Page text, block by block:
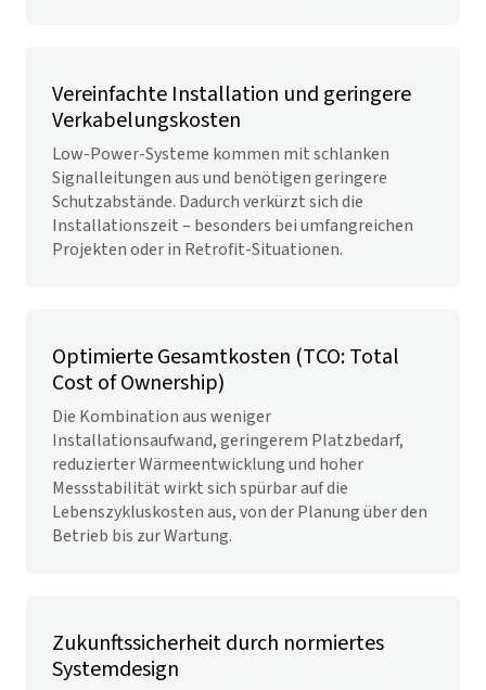
Vereinfachte Installation und geringere
Verkabelungskosten
Low-Power-Systeme kommen mit schlanken
Signalleitungen aus und benötigen geringere
Schutzabstände. Dadurch verkürzt sich die
Installationszeit – besonders bei umfangreichen
Projekten oder in Retrofit-Situationen.
Optimierte Gesamtkosten ­(TCO: Total
Cost of Ownership)
Die Kombination aus weniger
Installationsaufwand, geringerem Platzbedarf,
reduzierter Wärmeentwicklung und hoher
Messstabilität wirkt sich spürbar auf die
Lebenszykluskosten aus, von der Planung über den
Betrieb bis zur Wartung.
Zukunftssicherheit durch normiertes
Systemdesign